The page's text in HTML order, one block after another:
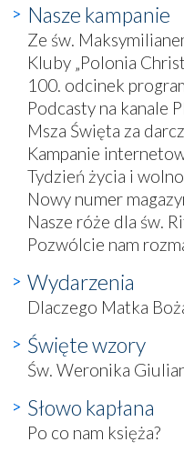
Nasze kampanie
Ze św.
Kluby „Polonia
100. odcinek
Podcasty na kanale
Msza Święta za
Kampanie
Tydzień życia i
Nowy numer
Nasze róże dla św.
Pozwólcie nam
Wydarzenia
Dlaczego Matka
Święte wzory
Św. Weronika
Słowo kapłana
Po co nam księża?